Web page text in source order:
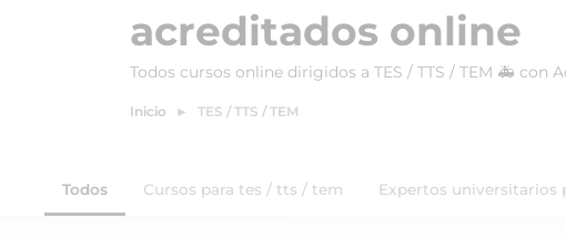
acreditados online
Todos cursos online dirigidos a TES / TTS / TEM 🚑
Inicio TES / TTS / TEM
Todos Cursos para tes / tts / tem Expertos universitarios